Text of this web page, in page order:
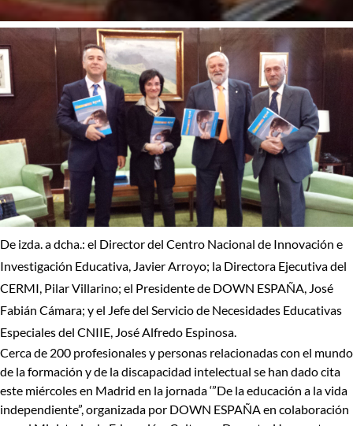
De izda. a dcha.: el Director del Centro Nacional de Innovación e
Investigación Educativa, Javier Arroyo; la Directora Ejecutiva del
CERMI, Pilar Villarino; el Presidente de DOWN ESPAÑA, José
Fabián Cámara; y el Jefe del Servicio de Necesidades Educativas
Especiales del CNIIE, José Alfredo Espinosa.
Cerca de 200 profesionales y personas relacionadas con el mundo
de la formación y de la discapacidad intelectual se han dado cita
este miércoles en Madrid en la jornada ‘”De la educación a la vida
independiente”, organizada por DOWN ESPAÑA en colaboración